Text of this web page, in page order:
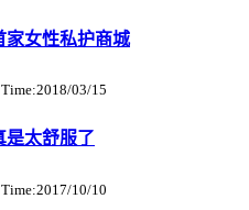
家女性私护商城
Time:2018/03/15
是太舒服了
Time:2017/10/10